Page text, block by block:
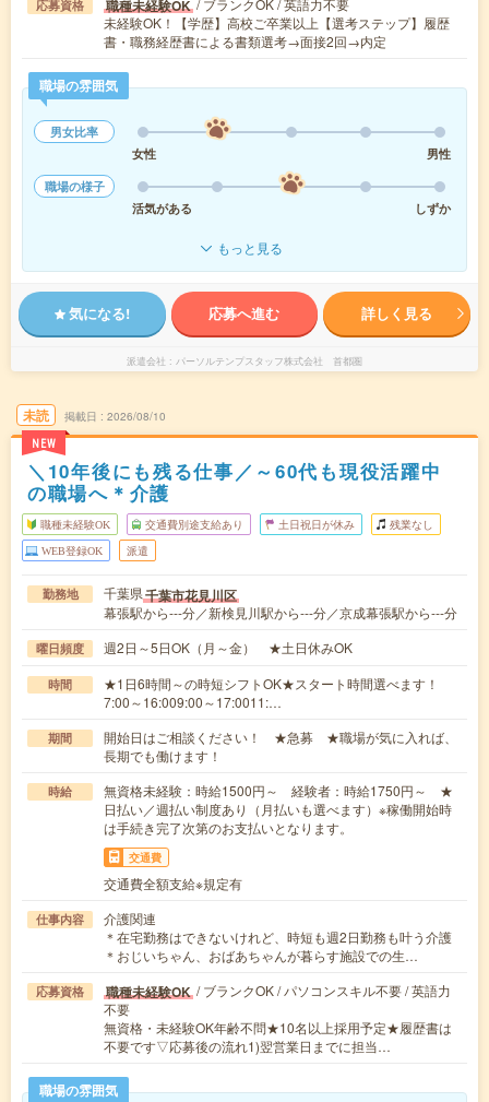
応募資格 職種未経験OK / ブランクOK / 英語力不要
未経験OK！【学歴】高校ご卒業以上【選考ステップ】履歴
書・職務経歴書による書類選考→面接2回→内定
職場の雰囲気
男女比率
女性
男性
職場の様子
活気がある
しずか
もっと見る
気になる! 応募へ進む 詳しく見る
派遣会社 パーソルテンプスタッフ株式会社 首都圏
未読
NEW
掲載日 2026/08/10
＼10年後にも残る仕事／～60代も現役活躍中
の職場へ＊介護
職種未経験OK 交通費別途支給あり 土日祝日が休み 残業なし
WEB登録OK 派遣
勤務地 千葉県千葉市花見川区
幕張駅から---分／新検見川駅から---分／京成幕張駅から---分
曜日頻度 週2日～5日OK（月～金） ★土日休みOK
時間
★1日6時間～の時短シフトOK★スタート時間選べます！
7:00～16:009:00～17:0011:…
期間
開始日はご相談ください！ ★急募 ★職場が気に入れば、
長期でも働けます！
時給
無資格未経験：時給1500円～ 経験者：時給1750円～ ★
日払い／週払い制度あり（月払いも選べます）※稼働開始時
は手続き完了次第のお支払いとなります。
交通費
交通費全額支給※規定有
仕事内容
介護関連
＊在宅勤務はできないけれど、時短も週2日勤務も叶う介護
＊おじいちゃん、おばあちゃんが暮らす施設での生…
応募資格 職種未経験OK / ブランクOK / パソコンスキル不要 / 英語力
不要
無資格・未経験OK年齢不問★10名以上採用予定★履歴書は
不要です▽応募後の流れ1)翌営業日までに担当…
職場の雰囲気